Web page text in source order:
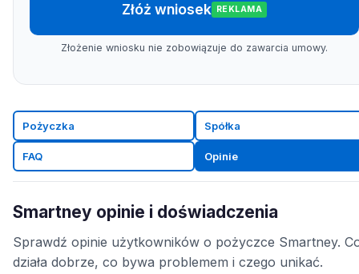
Złóż wniosek REKLAMA
Złożenie wniosku nie zobowiązuje do zawarcia umowy.
Pożyczka Spółka
FAQ Opinie
Smartney opinie i doświadczenia
Sprawdź opinie użytkowników o pożyczce Smartney.
działa dobrze, co bywa problemem i czego unikać.